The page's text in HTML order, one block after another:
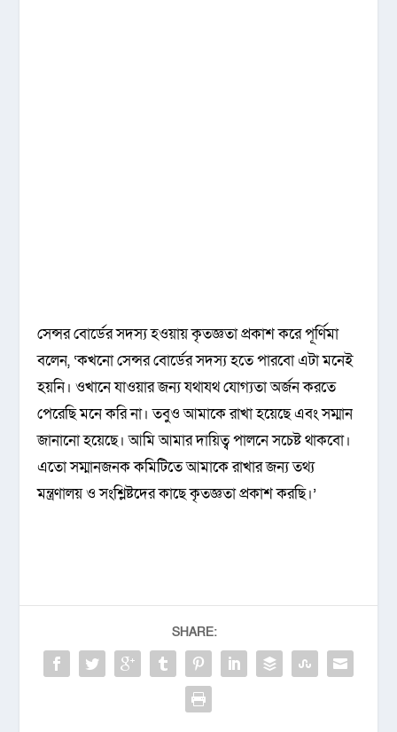
সেন্সর বোর্ডের সদস্য হওয়ায় কৃতজ্ঞতা প্রকাশ করে পূর্ণিমা
বলেন, ‘কখনো সেন্সর বোর্ডের সদস্য হতে পারবো এটা মনেই
হয়নি। ওখানে যাওয়ার জন্য যথাযথ যোগ্যতা অর্জন করতে
পেরেছি মনে করি না। তবুও আমাকে রাখা হয়েছে এবং সম্মান
জানানো হয়েছে। আমি আমার দায়িত্ব পালনে সচেষ্ট থাকবো।
এতো সম্মানজনক কমিটিতে আমাকে রাখার জন্য তথ্য
মন্ত্রণালয় ও সংশ্লিষ্টদের কাছে কৃতজ্ঞতা প্রকাশ করছি।’
SHARE: